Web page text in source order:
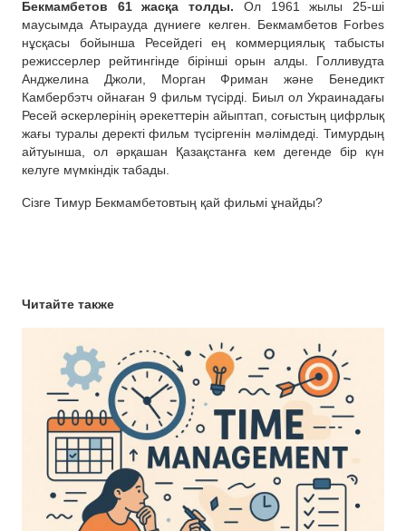
Бекмамбетов 61 жасқа толды. Ол 1961 жылы 25-ші
маусымда Атырауда дүниеге келген. Бекмамбетов Forbes
нұсқасы бойынша Ресейдегі ең коммерциялық табысты
режиссерлер рейтингінде бірінші орын алды. Голливудта
Анджелина Джоли, Морган Фриман және Бенедикт
Камбербэтч ойнаған 9 фильм түсірді. Биыл ол Украинадағы
Ресей әскерлерінің әрекеттерін айыптап, соғыстың цифрлық
жағы туралы деректі фильм түсіргенін мәлімдеді. Тимурдың
айтуынша, ол әрқашан Қазақстанға кем дегенде бір күн
келуге мүмкіндік табады.
Сізге Тимур Бекмамбетовтың қай фильмі ұнайды?
Читайте также